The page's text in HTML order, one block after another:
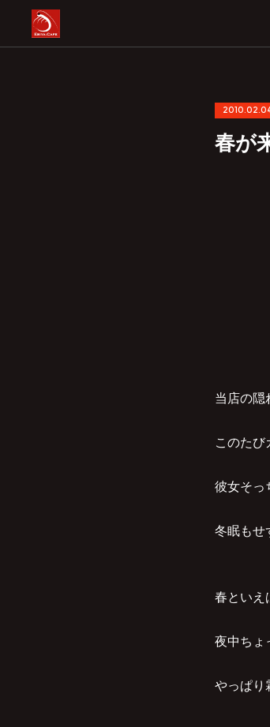
春が
当店の
このた
彼女そ
冬眠もせ
春といえ
夜中ちょ
やっぱり